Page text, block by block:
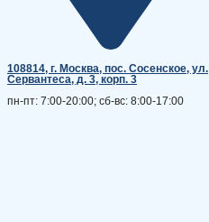
108814, г. Москва, поc. Сосенское, ул.
Сервантеса, д. 3, корп. 3
пн-пт: 7:00-20:00; сб-вс: 8:00-17:00